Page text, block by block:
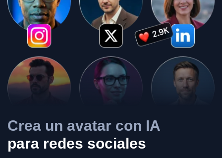
Crea un avatar con IA
para redes sociales